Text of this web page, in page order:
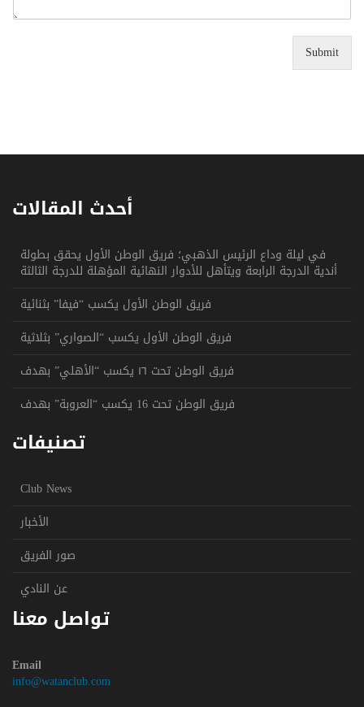
Submit
أحدث المقالات
في ليلة وداع الرئيس الذهبي؛ فريق الوطن الأول يحقق بطولة
أندية الدرجة الرابعة ويتأهل للأدوار النهائية المؤهلة للدرجة الثالثة
فريق الوطن الأول يكسب “فيفا” بثنائية
فريق الوطن الأول يكسب “الصواري” بثلاثية
فريق الوطن تحت ١٦ يكسب “الأهلي” بهدف
فريق الوطن تحت 16 يكسب “العروبة” بهدف
تصنيفات
Club News
الأخبار
صور الفريق
عن النادي
تواصل معنا
Email
info@watanclub.com